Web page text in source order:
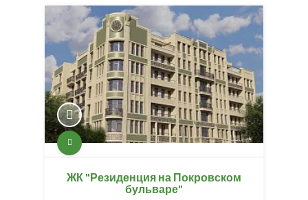
ЖК "Резиденция на Покровском
бульваре"